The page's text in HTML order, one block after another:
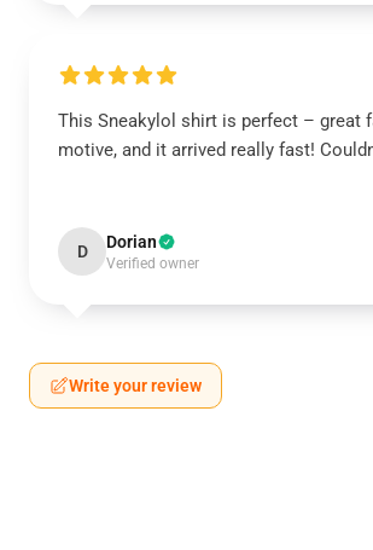
This Sneakylol shirt is perfect – great
motive, and it arrived really fast!
D Dorian
Verified owner
Write your review